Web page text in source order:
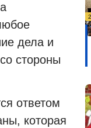
дела и
стороны
ответом
которая